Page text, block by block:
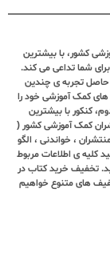
کشور، با بیشترین
شما تداعی می کند.
ها حاصل تجربه ی چندین
های کمک آموزشی خود را
کنکور با بیشترین
کمک آموزشی کشور (
، خواندنی ، الگو
کلیه ی اطلاعات مربوط
تخفیف خرید کتاب در
های متنوع خواهیم